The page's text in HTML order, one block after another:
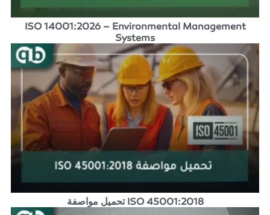
ISO 14001:2026 – Environmental Management
Systems
تحميل مواصفة ISO 45001:2018